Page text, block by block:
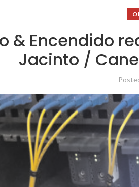
& Encendido
Jacinto /